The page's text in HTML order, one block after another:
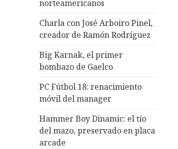
norteamericanos
Charla con José Arboiro Pinel,
creador de Ramón Rodríguez
Big Karnak, el primer
bombazo de Gaelco
PC Fútbol 18: renacimiento
móvil del manager
Hammer Boy Dinamic: el tío
del mazo, preservado en placa
arcade